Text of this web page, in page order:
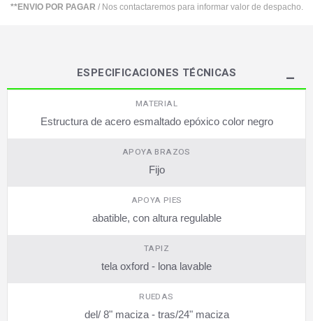
**ENVIO POR PAGAR / Nos contactaremos para informar valor de despacho.
ESPECIFICACIONES TÉCNICAS
MATERIAL
Estructura de acero esmaltado epóxico color negro
APOYA BRAZOS
Fijo
APOYA PIES
abatible, con altura regulable
TAPIZ
tela oxford - lona lavable
RUEDAS
del/ 8" maciza - tras/24" maciza